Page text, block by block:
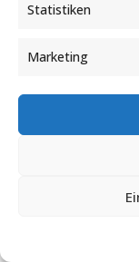
Statistiken
Marketing
Diese
Der durch
vorhanden)